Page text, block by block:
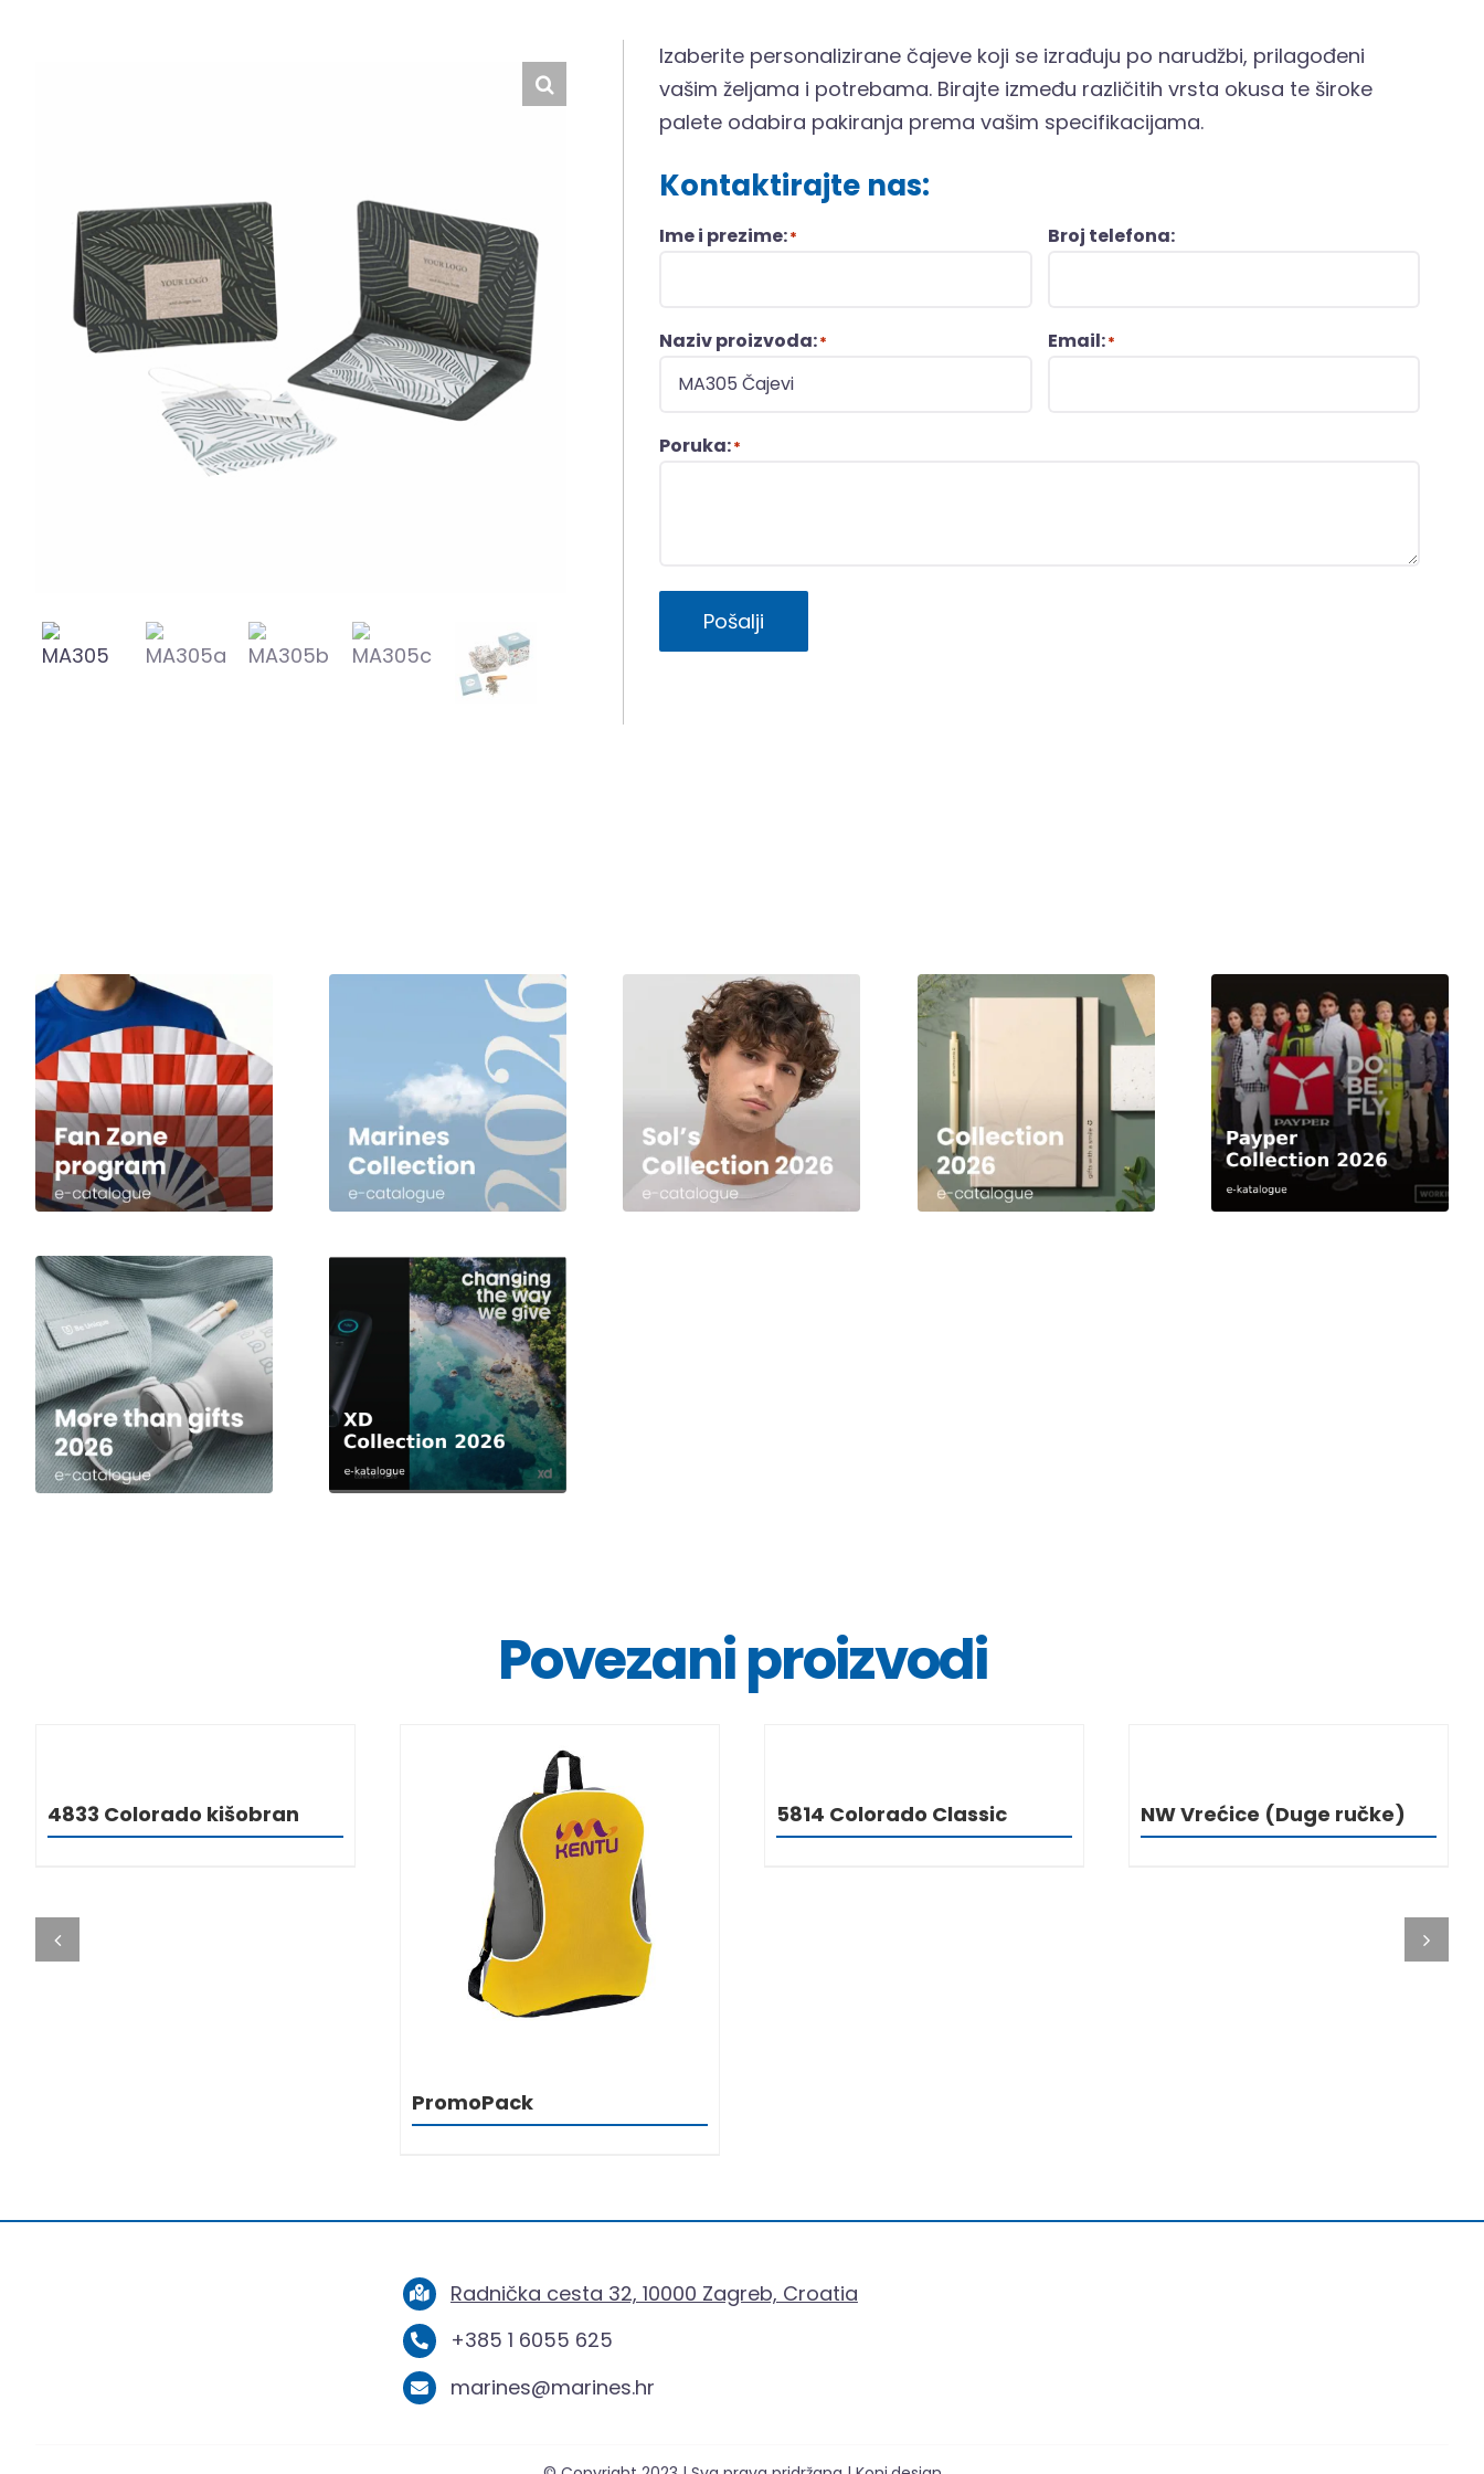
Izaberite personalizirane čajeve koji se izrađuju po narudžbi, prilagođeni
vašim željama i potrebama. Birajte između različitih vrsta okusa te široke
palete odabira pakiranja prema vašim specifikacijama.
Kontaktirajte nas:
Ime i prezime:* Broj telefona:
Naziv proizvoda:* Email:*
Poruka:*
Pošalji
Povezani proizvodi
4833 Colorado kišobran
DETALJI
PromoPack
5814 Colorado Classic NW Vrećice (Duge ručke)
Radnička cesta 32, 10000 Zagreb, Croatia
+385 1 6055 625
marines@marines.hr